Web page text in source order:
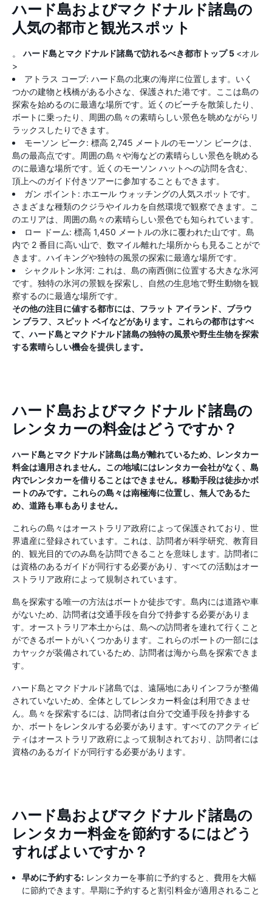
ハード島およびマクドナルド諸島の
人気の都市と観光スポット
。ハード島とマクドナルド諸島で訪れるべき都市トップ 5 <オル
>
アトラス コーブ: ハード島の北東の海岸に位置します。いく
つかの建物と桟橋がある小さな、保護された港です。ここは島の
探索を始めるのに最適な場所です。近くのビーチを散策したり、
ボートに乗ったり、周囲の島々の素晴らしい景色を眺めながらリ
ラックスしたりできます。
モーソン ピーク: 標高 2,745 メートルのモーソン ピークは、
島の最高点です。周囲の島々や海などの素晴らしい景色を眺める
のに最適な場所です。近くのモーソン ハットへの訪問を含む、
頂上へのガイド付きツアーに参加することもできます。
ガン ポイント: ホエール ウォッチングの人気スポットです。
さまざまな種類のクジラやイルカを自然環境で観察できます。こ
のエリアは、周囲の島々の素晴らしい景色でも知られています。
ロー ドーム: 標高 1,450 メートルの氷に覆われた山です。島
内で 2 番目に高い山で、数マイル離れた場所からも見ることがで
きます。ハイキングや独特の風景の探索に最適な場所です。
シャクルトン氷河: これは、島の南西側に位置する大きな氷河
です。独特の氷河の景観を探索し、自然の生息地で野生動物を観
察するのに最適な場所です。
その他の注目に値する都市には、フラット アイランド、ブラウ
ン ブラフ、スピット ベイなどがあります。これらの都市はすべ
て、ハード島とマクドナルド諸島の独特の風景や野生生物を探索
する素晴らしい機会を提供します。
ハード島およびマクドナルド諸島の
レンタカーの料金はどうですか？
ハード島とマクドナルド諸島は島が離れているため、レンタカー
料金は適用されません。この地域にはレンタカー会社がなく、島
内でレンタカーを借りることはできません。移動手段は徒歩かボ
ートのみです。これらの島々は南極海に位置し、無人であるた
め、道路も車もありません。
これらの島々はオーストラリア政府によって保護されており、世
界遺産に登録されています。これは、訪問者が科学研究、教育目
的、観光目的でのみ島を訪問できることを意味します。訪問者に
は資格のあるガイドが同行する必要があり、すべての活動はオー
ストラリア政府によって規制されています。
島を探索する唯一の方法はボートか徒歩です。島内には道路や車
がないため、訪問者は交通手段を自分で持参する必要がありま
す。オーストラリア本土からは、島への訪問者を連れて行くこと
ができるボートがいくつかあります。これらのボートの一部には
カヤックが装備されているため、訪問者は海から島を探索できま
す。
ハード島とマクドナルド諸島では、遠隔地にありインフラが整備
されていないため、全体としてレンタカー料金は利用できませ
ん。島々を探索するには、訪問者は自分で交通手段を持参する
か、ボートをレンタルする必要があります。すべてのアクティビ
ティはオーストラリア政府によって規制されており、訪問者には
資格のあるガイドが同行する必要があります。
ハード島およびマクドナルド諸島の
レンタカー料金を節約するにはどう
すればよいですか？
早めに予約する: レンタカーを事前に予約すると、費用を大幅
に節約できます。早期に予約すると割引料金が適用されること